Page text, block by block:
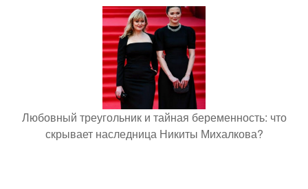
Любовный треугольник и тайная беременность: что
скрывает наследница Никиты Михалкова?